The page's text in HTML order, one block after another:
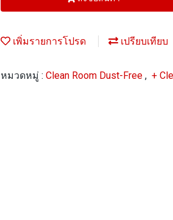
เพิ่มรายการโปรด เปรียบเทียบ
หมวดหมู่ : Clean Room Dust-Free , +